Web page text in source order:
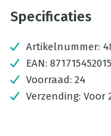
Specificaties
Artikelnummer:
EAN:
Voorraad: 24
Verzending: Voor